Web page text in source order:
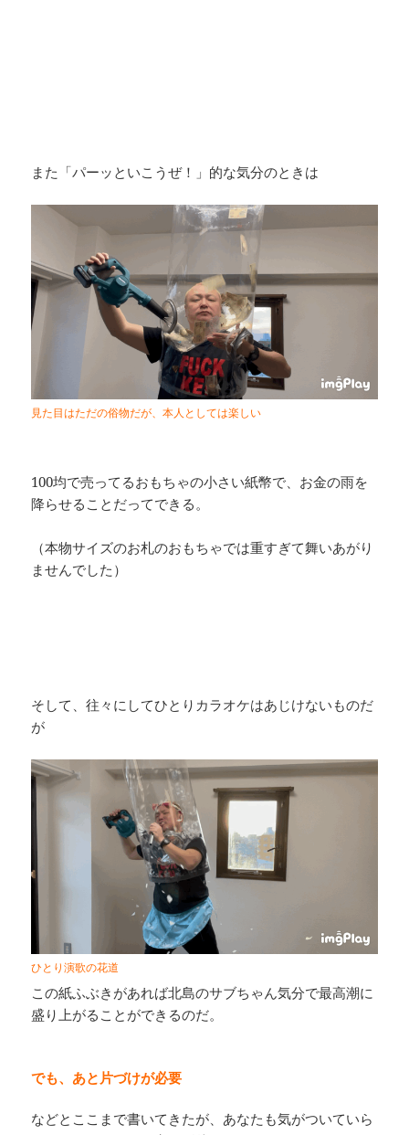
また「パーッといこうぜ！」的な気分のときは
見た目はただの俗物だが、本人としては楽しい
100均で売ってるおもちゃの小さい紙幣で、お金の雨を
降らせることだってできる。
（本物サイズのお札のおもちゃでは重すぎて舞いあがり
ませんでした）
そして、往々にしてひとりカラオケはあじけないものだ
が
ひとり演歌の花道
この紙ふぶきがあれば北島のサブちゃん気分で最高潮に
盛り上がることができるのだ。
でも、あと片づけが必要
などとここまで書いてきたが、あなたも気がついていら